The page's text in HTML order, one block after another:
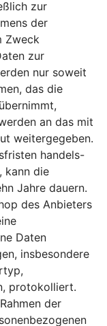
zur
der
Zweck
zur
nur soweit
das die
an das mit
weitergegeben.
handels-
kann die
Jahre dauern.
des Anbieters
Daten
insbesondere
protokolliert.
der